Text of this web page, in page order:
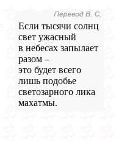
Если тысячи солнц
свет ужасный
в небесах запылает
разом –
это будет всего
лишь подобье
светозарного лика
махатмы.